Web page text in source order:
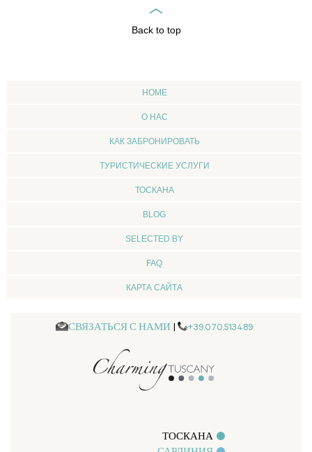
Back to top
HOME
О НАС
КАК ЗАБРОНИРОВАТЬ
ТУРИСТИЧЕСКИЕ УСЛУГИ
ТОСКАНА
BLOG
SELECTED BY
FAQ
КАРТА САЙТА
СВЯЗАТЬСЯ С НАМИ +39.070.513489
ТОСКАНА